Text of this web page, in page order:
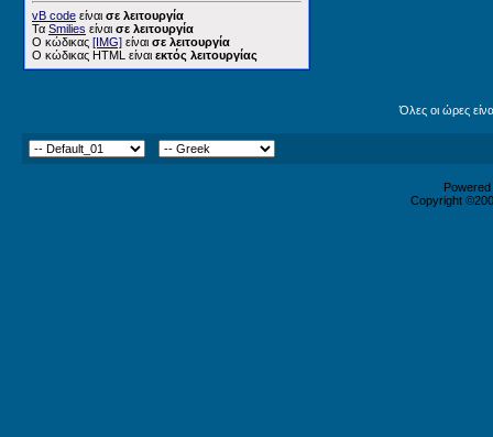
vB code είναι σε λειτουργία
Τα Smilies είναι σε λειτουργία
Ο κώδικας [IMG] είναι σε λειτουργία
Ο κώδικας HTML είναι εκτός λειτουργίας
Όλες οι ώρες
Copyright